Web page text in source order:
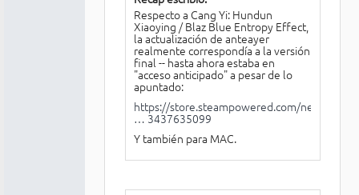
Respecto a Cang Yi: Hundun
Xiaoying / Blaz Blue Entropy Effect,
la actualización de anteayer
realmente correspondía a la versión
final -- hasta ahora estaba en
"acceso anticipado" a pesar de lo
apuntado:
https://store.steampowered.com/news/app
… 3437635099
Y también para MAC.